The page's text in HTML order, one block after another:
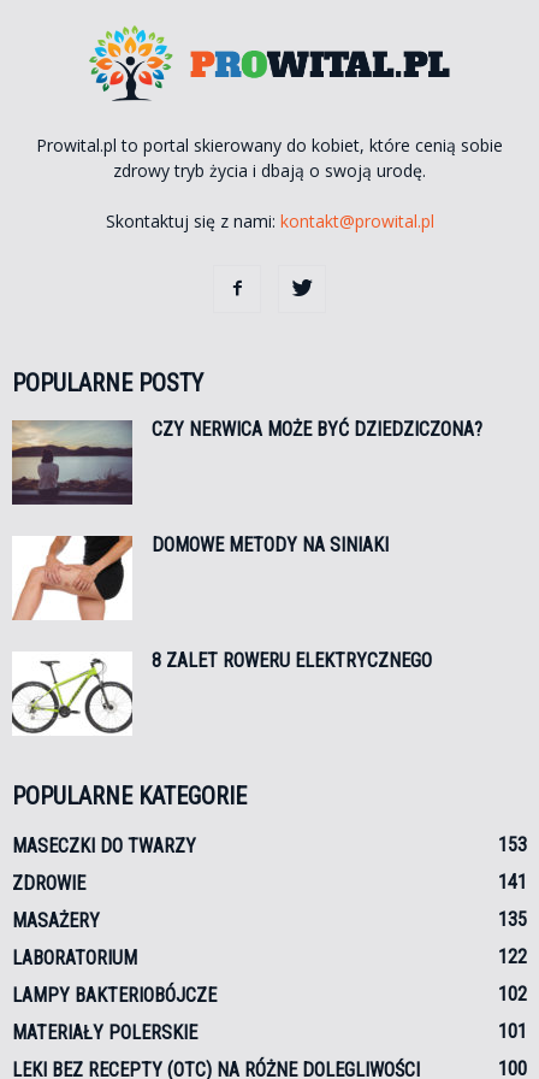
Prowital.pl to portal skierowany do kobiet, które cenią sobie
zdrowy tryb życia i dbają o swoją urodę.
Skontaktuj się z nami: kontakt@prowital.pl
POPULARNE POSTY
CZY NERWICA MOŻE BYĆ DZIEDZICZONA?
DOMOWE METODY NA SINIAKI
8 ZALET ROWERU ELEKTRYCZNEGO
POPULARNE KATEGORIE
MASECZKI DO TWARZY
153
ZDROWIE
141
MASAŻERY
135
LABORATORIUM
122
LAMPY BAKTERIOBÓJCZE
102
MATERIAŁY POLERSKIE
101
LEKI BEZ RECEPTY (OTC) NA RÓŻNE DOLEGLIWOŚCI
100